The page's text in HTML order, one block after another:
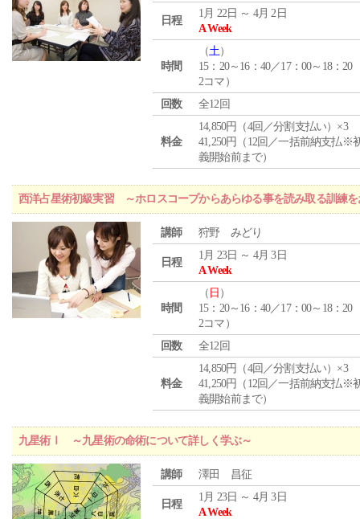
日程
1月 22日 ～ 4月 2日
A Week
時間
（土）
15：20～16：40／17：00～18：20
2コマ）
回数
全12回
料金
14,850円（4回／分割支払い）×3
41,250円（12回／一括前納支払※
義開始前まで）
西洋占星術初級実習 ～ホロスコープからあらゆる事を読み取る訓練を
講師 狩野 みどり
日程
1月 23日 ～ 4月 3日
A Week
時間
（ 日 ）
15：20～16：40／17：00～18：20
2コマ）
回数
全12回
料金
14,850円（4回／分割支払い）×3
41,250円（12回／一括前納支払※
義開始前まで）
九星術Ⅰ ～九星術の命術について詳しく学ぶ～
講師 澤田 昌征
日程
1月 23日 ～ 4月 3日
A Week